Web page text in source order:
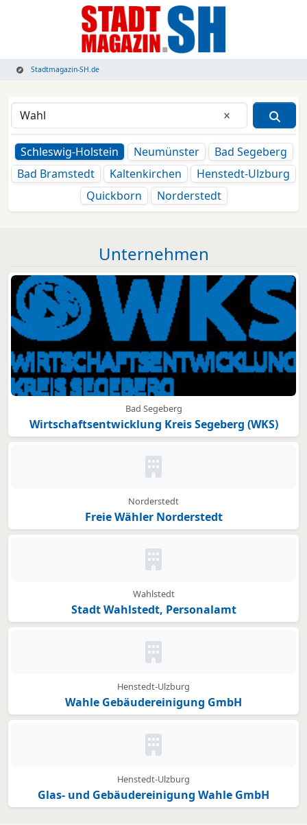
Stadtmagazin-SH.de
Eingabe
Schleswig-Holstein
Neumünster
Bad Segeberg
Bad Bramstedt
Kaltenkirchen
Henstedt-Ulzburg
Quickborn
Norderstedt
Unternehmen
Bad Segeberg
Wirtschaftsentwicklung Kreis Segeberg (WKS)
Kein Bild oder Logo hinterlegt
Norderstedt
Freie Wähler Norderstedt
Kein Bild oder Logo hinterlegt
Wahlstedt
Stadt Wahlstedt, Personalamt
Kein Bild oder Logo hinterlegt
Henstedt-Ulzburg
Wahle Gebäudereinigung GmbH
Kein Bild oder Logo hinterlegt
Henstedt-Ulzburg
Glas- und Gebäudereinigung Wahle GmbH